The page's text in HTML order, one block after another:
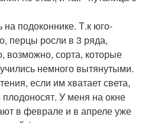
подоконнике. Т.к юго-
перцы росли в 3 ряда,
возможно, сорта, которые
немного вытянутыми.
если им хватает света,
плодоносят. У меня на окне
в феврале и в апреле уже